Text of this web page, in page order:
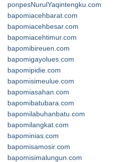
ponpesNurulYaqintengku.com
bapomiacehbarat.com
bapomiacehbesar.com
bapomiacehtimur.com
bapomibireuen.com
bapomigayolues.com
bapomipidie.com
bapomisimeulue.com
bapomiasahan.com
bapomibatubara.com
bapomilabuhanbatu.com
bapomilangkat.com
bapominias.com
bapomisamosir.com
bapomisimalungun.com